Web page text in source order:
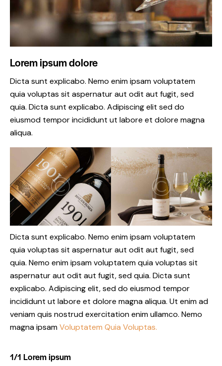
Lorem ipsum dolore
Dicta sunt explicabo. Nemo enim ipsam voluptatem
quia voluptas sit aspernatur aut odit aut fugit, sed
quia. Dicta sunt explicabo. Adipiscing elit sed do
eiusmod tempor incididunt ut labore et dolore magna
aliqua.
Dicta sunt explicabo. Nemo enim ipsam voluptatem
quia voluptas sit aspernatur aut odit aut fugit, sed
quia. Nemo enim ipsam voluptatem quia voluptas sit
aspernatur aut odit aut fugit, sed quia. Dicta sunt
explicabo. Adipiscing elit, sed do eiusmod tempor
incididunt ut labore et dolore magna aliqua. Ut enim ad
veniam quis nostrud exercitation enim ullamco. Nemo
magna ipsamVoluptatem Quia Voluptas.
1/1 Lorem ipsum